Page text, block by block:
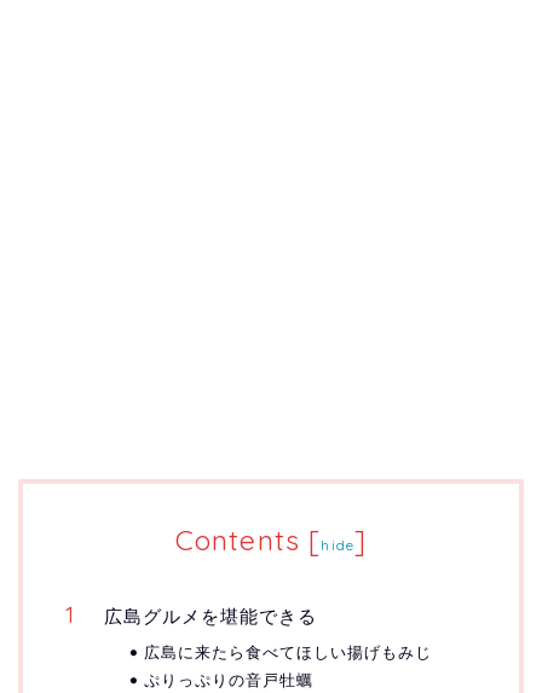
Contents [hide]
広島グルメを堪能できる
広島に来たら食べてほしい揚げもみじ
ぷりっぷりの音戸牡蠣